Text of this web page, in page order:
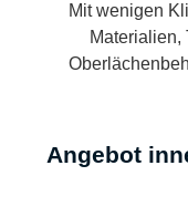
Mit wenigen
Materialien,
Angebot